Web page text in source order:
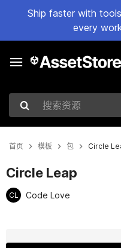
Ship faster with
every
搜索资源
首页 模板 包 Circle
Circle Leap
CL Code Love